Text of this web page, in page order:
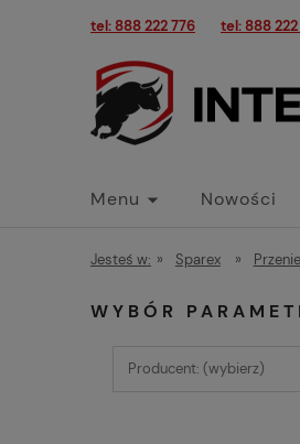
tel: 888 222 776 tel: 888
Menu Nowości
Jesteś w: » Sparex »
WYBÓR
Producent: (wybierz)